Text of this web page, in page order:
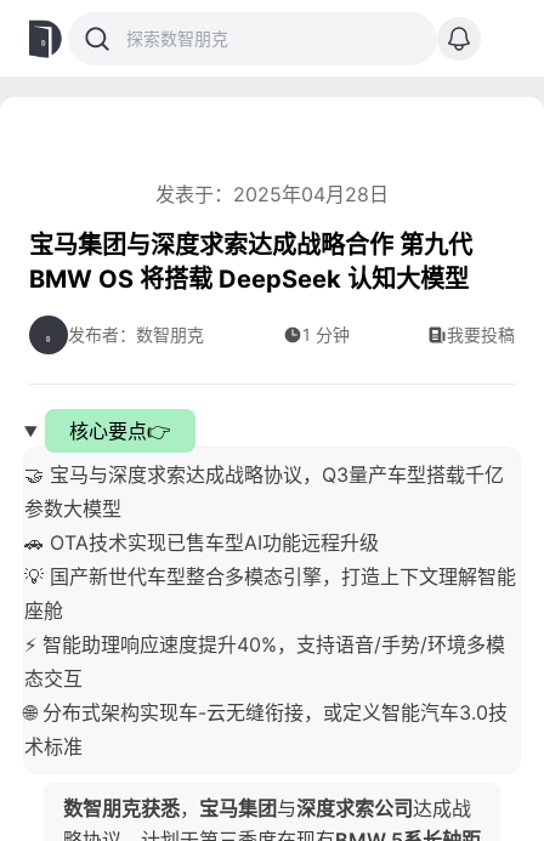
发表于：2025年04月28日
宝马集团与深度求索达成战略合作 第九代
BMW OS 将搭载 DeepSeek 认知大模型
发布者：数智朋克 1 分钟 我要投稿
核心要点👉
🤝 宝马与深度求索达成战略协议，Q3量产车型搭载千亿
参数大模型
🚗 OTA技术实现已售车型AI功能远程升级
💡 国产新世代车型整合多模态引擎，打造上下文理解智能
座舱
⚡ 智能助理响应速度提升40%，支持语音/手势/环境多模
态交互
🌐 分布式架构实现车-云无缝衔接，或定义智能汽车3.0技
术标准
数智朋克获悉， 宝马集团与深度求索公司达成战